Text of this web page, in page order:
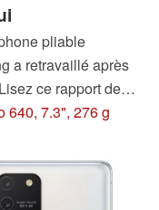
pliable
a retravaillé après
ce rapport de
le coup, et ce que
640, 7.3", 276 g